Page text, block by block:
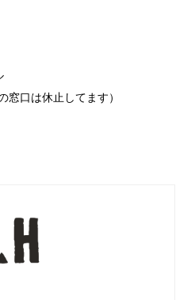
口は休止してます）